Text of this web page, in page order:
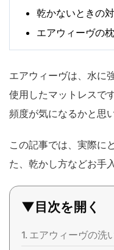
乾かないときの
エアウィーヴの
エアウィーヴは、水に
使用したマットレスで
頻度が気になるかと思
この記事では、実際に
た、乾かし方などお手
▼目次を開く
エアウィーヴの洗